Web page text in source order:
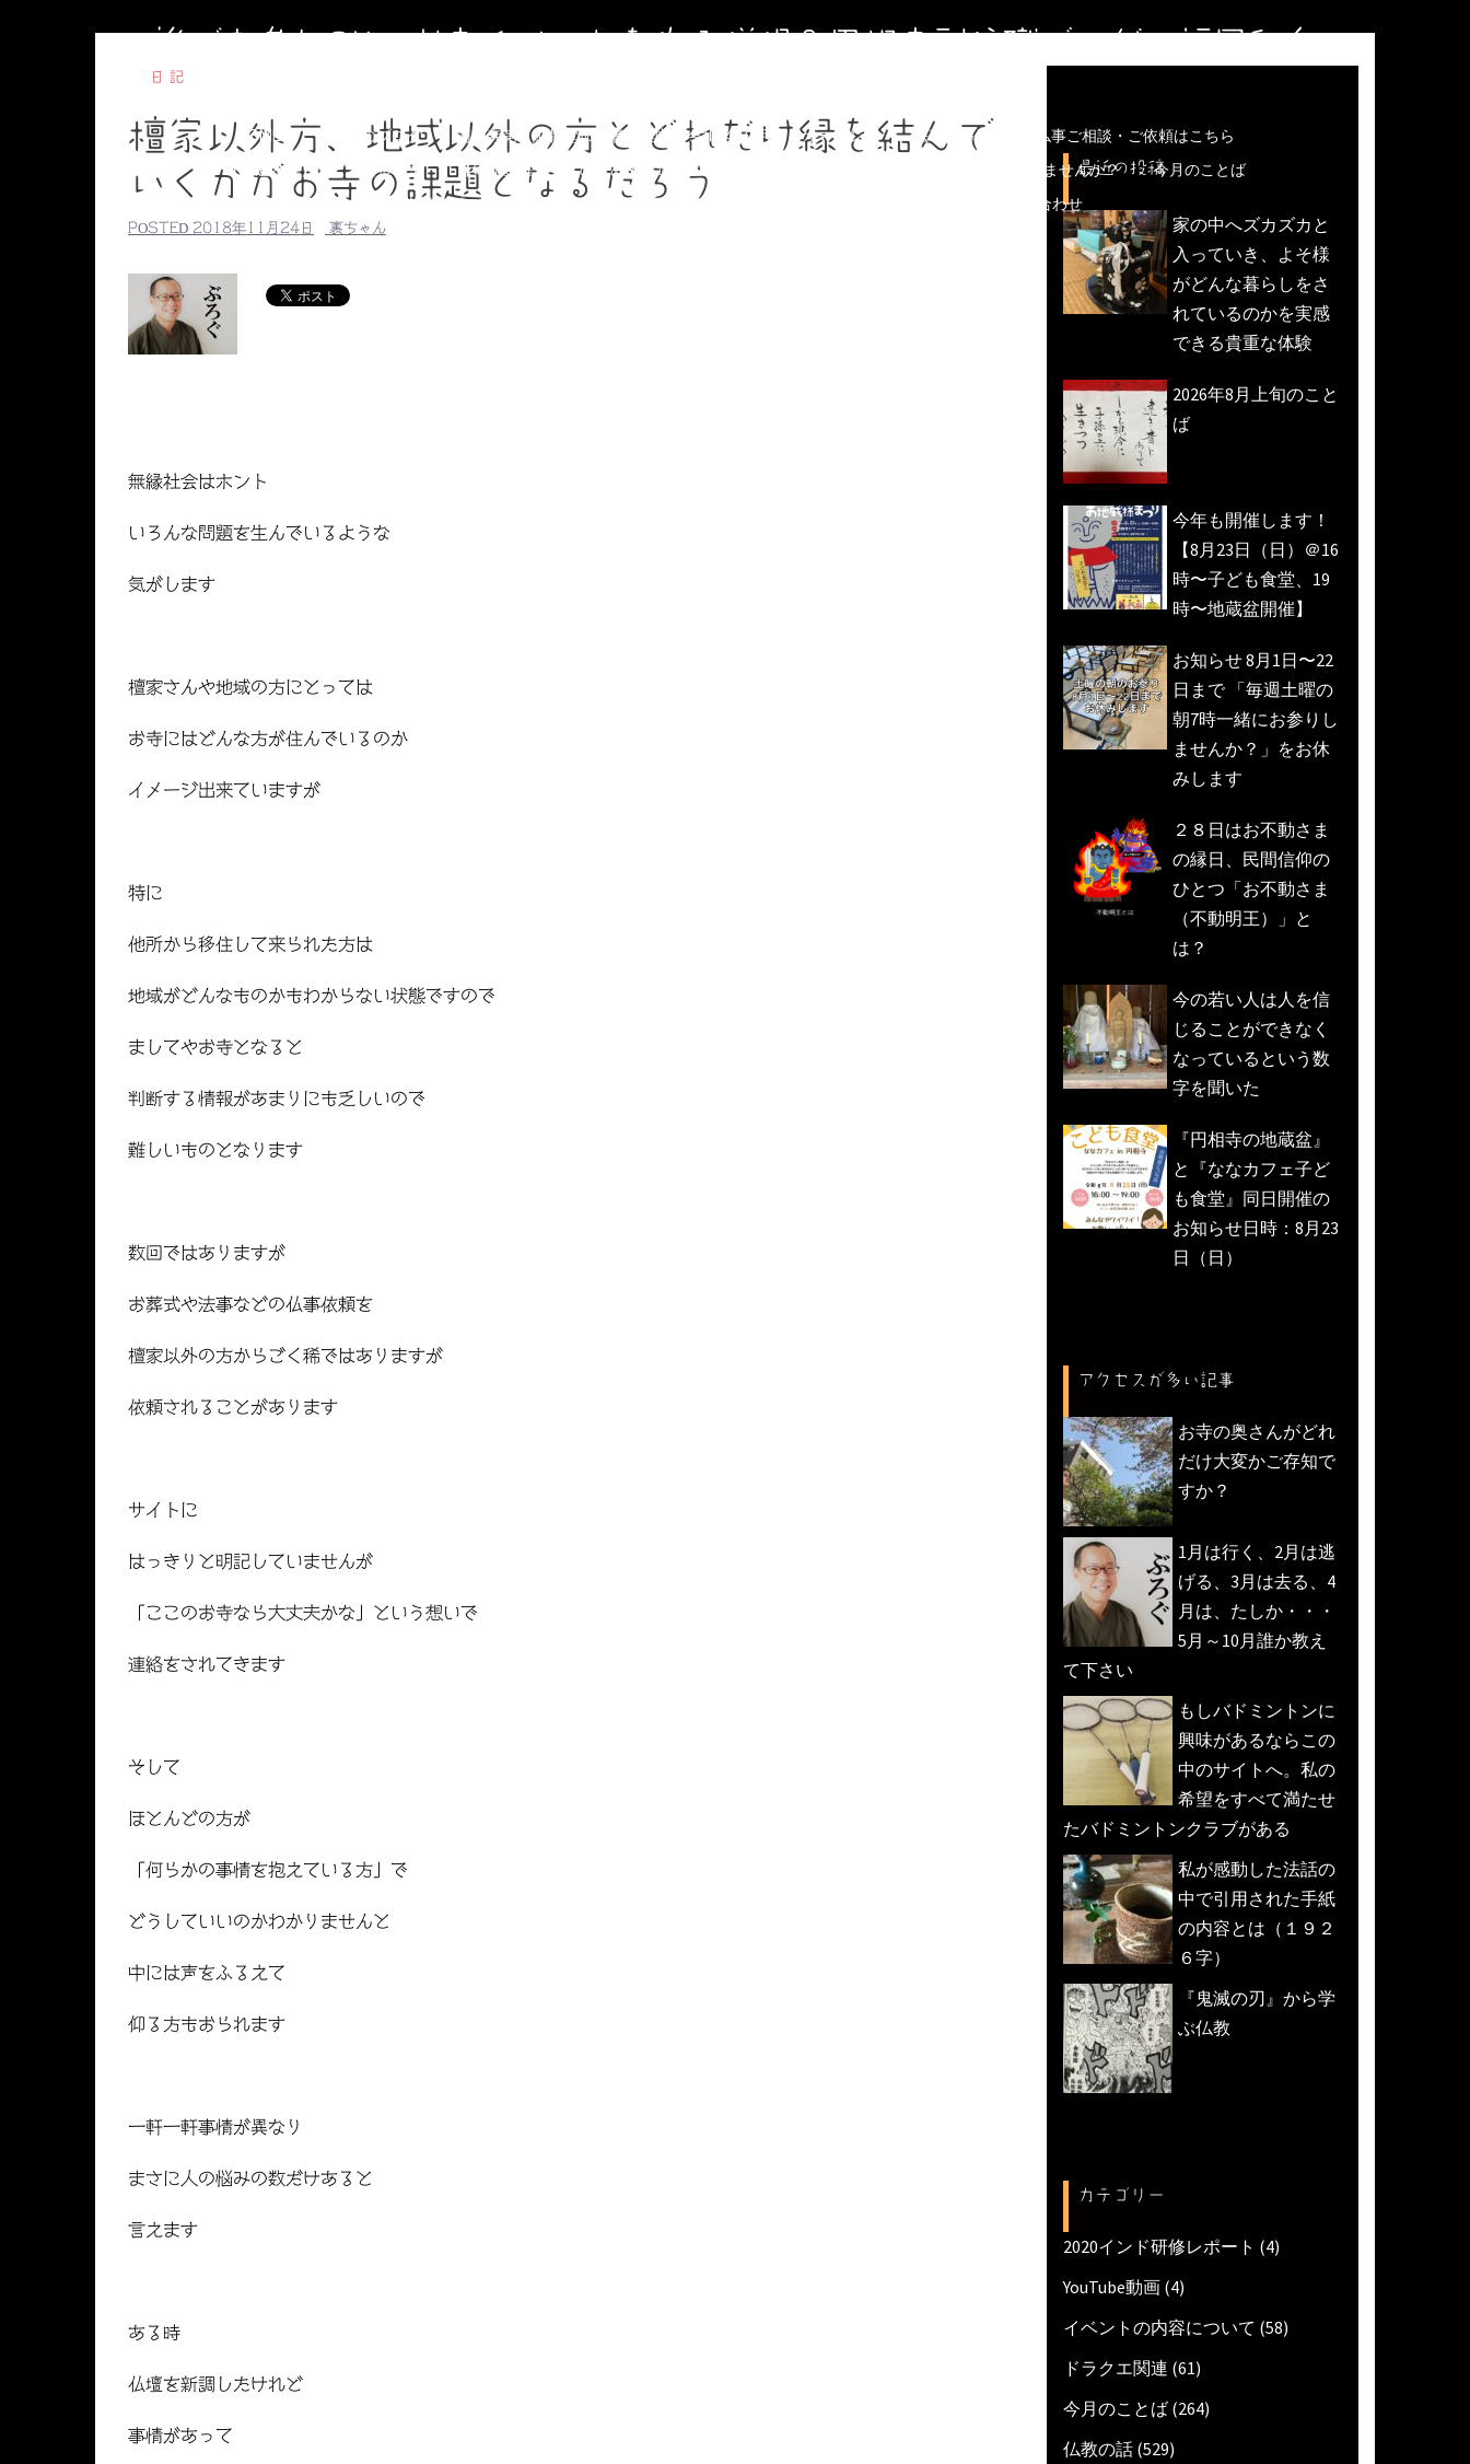
誰でも参加OKのお寺イベントを作る僧侶＆円相寺副住職ブログ＠福岡和白
HOME 副住職のブログ 円相寺第２納骨堂加入者募集中（令和8年９月１日オープン）
法事、葬儀などの仏事ご相談・ご依頼はこちら
【毎週水曜】子ども書道教室
【毎週金曜】大人のための書道教室 【毎週土曜】朝7時一緒にお祈り(木魚活動)しませんか？
今月のことば
副住職のプロフィール＆頼めること
円相寺までのアクセス 副住職 裏辻正之への問い合わせ
日記
檀家以外方、地域以外の方とどれだけ縁を結んで
いくかがお寺の課題となるだろう
POSTED 2018年11月24日 裏ちゃん
無縁社会はホント
いろんな問題を生んでいるような
気がします
檀家さんや地域の方にとっては
お寺にはどんな方が住んでいるのか
イメージ出来ていますが
特に
他所から移住して来られた方は
地域がどんなものかもわからない状態ですので
ましてやお寺となると
判断する情報があまりにも乏しいので
難しいものとなります
数回ではありますが
お葬式や法事などの仏事依頼を
檀家以外の方からごく稀ではありますが
依頼されることがあります
サイトに
はっきりと明記していませんが
「ここのお寺なら大丈夫かな」という想いで
連絡をされてきます
そして
ほとんどの方が
「何らかの事情を抱えている方」で
どうしていいのかわかりませんと
中には声をふるえて
仰る方もおられます
一軒一軒事情が異なり
まさに人の悩みの数だけあると
言えます
ある時
仏壇を新調したけれど
事情があって
最近の投稿
家の中へズカズカと
入っていき、よそ様
がどんな暮らしをさ
れているのかを実感
できる貴重な体験
2026年8月上旬のこと
ば
今年も開催します！
【8月23日（日）＠16
時〜子ども食堂、19
時〜地蔵盆開催】
お知らせ 8月1日〜22
日まで 「毎週土曜の
朝7時一緒にお参りし
ませんか？」をお休
みします
２８日はお不動さま
の縁日、民間信仰の
ひとつ「お不動さま
（不動明王）」と
は？
今の若い人は人を信
じることができなく
なっているという数
字を聞いた
『円相寺の地蔵盆』
と『ななカフェ子ど
も食堂』同日開催の
お知らせ日時：8月23
日（日）
アクセスが多い記事
お寺の奥さんがどれ
だけ大変かご存知で
すか？
1月は行く、2月は逃
げる、3月は去る、4
月は、たしか・・・
5月～10月誰か教え
て下さい
もしバドミントンに
興味があるならこの
中のサイトへ。私の
希望をすべて満たせ
たバドミントンクラブがある
私が感動した法話の
中で引用された手紙
の内容とは（１９２
６字）
『鬼滅の刃』から学
ぶ仏教
カテゴリー
2020インド研修レポート (4)
YouTube動画 (4)
イベントの内容について (58)
ドラクエ関連 (61)
今月のことば (264)
仏教の話 (529)